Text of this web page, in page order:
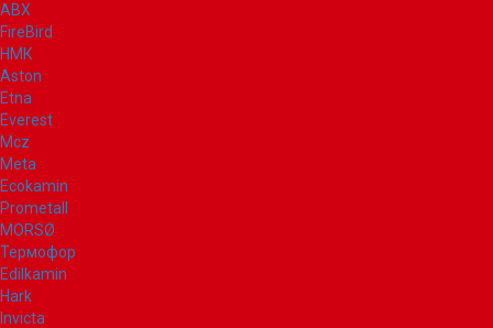
ABX
FireBird
НМК
Aston
Etna
Everest
Mcz
Meta
Ecokamin
Prometall
MORSØ
Термофор
Edilkamin
Hark
Invicta